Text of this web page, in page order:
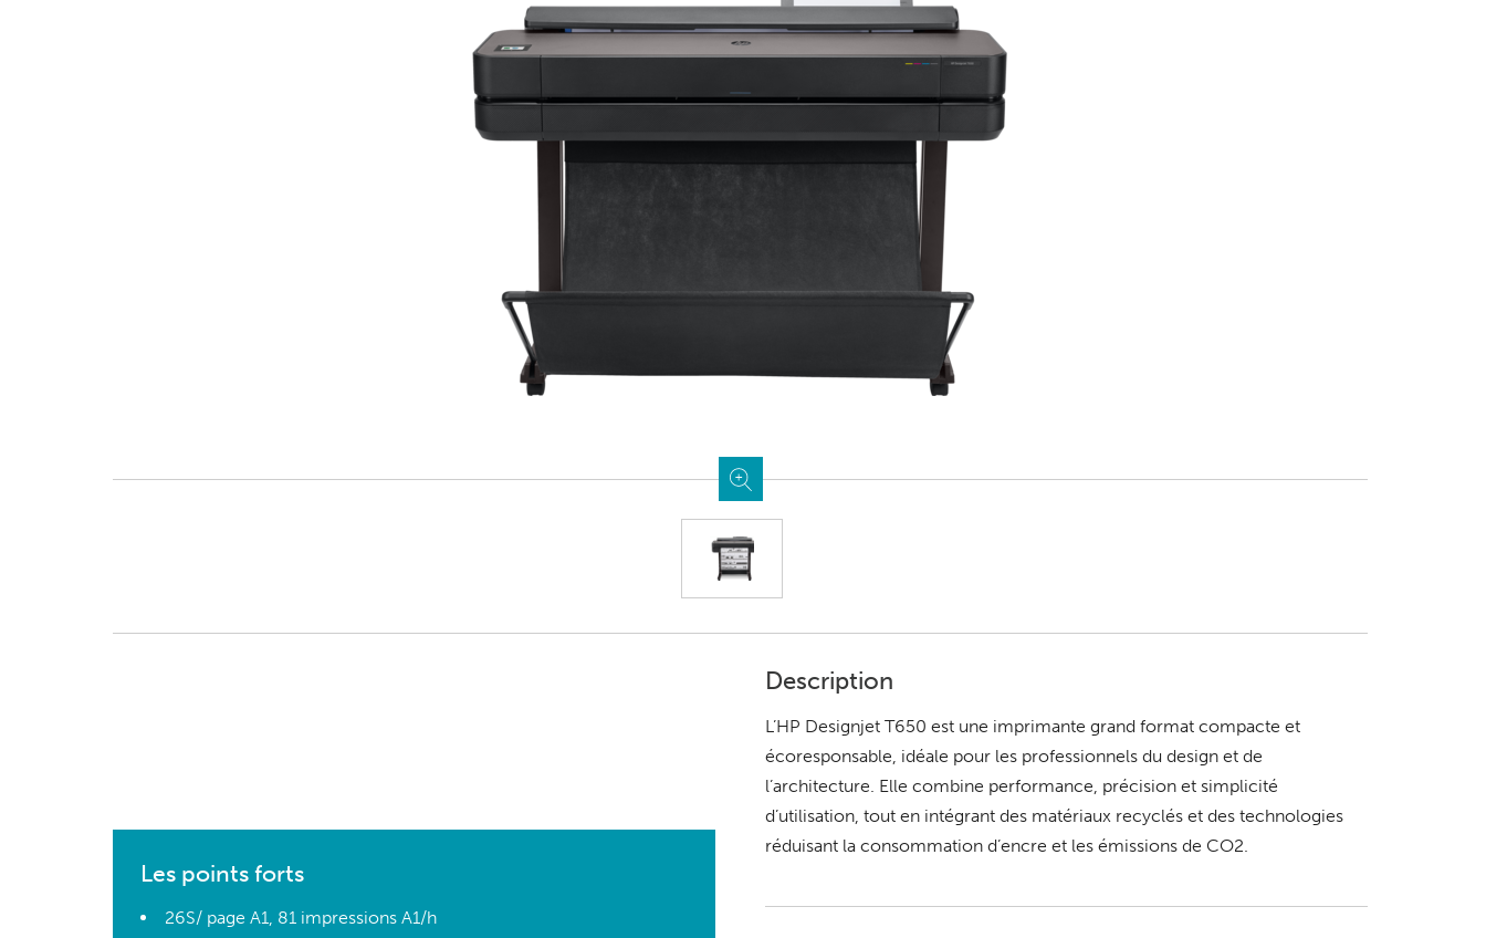
Les points forts
26S/ page A1, 81 impressions A1/h
Description
L’HP Designjet T650 est une imprimante grand format compacte et
écoresponsable, idéale pour les professionnels du design et de
l’architecture. Elle combine performance, précision et simplicité
d’utilisation, tout en intégrant des matériaux recyclés et des technologies
réduisant la consommation d’encre et les émissions de CO2.